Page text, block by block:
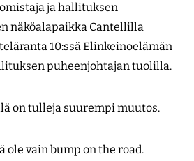
ja hallituksen
näköalapaikka Cantellilla
10:ssä Elinkeinoelämän
puheenjohtajan tuolilla.
on tulleja suurempi muutos.
ole vain bump on the road.